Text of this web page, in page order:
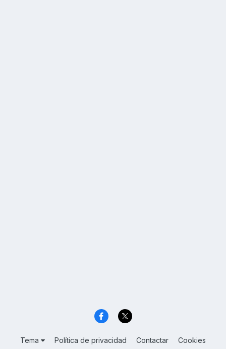
Tema Política de privacidad Contactar Cookies